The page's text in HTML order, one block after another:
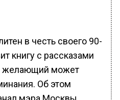
в честь своего 90-
книгу с рассказами
желающий может
Об этом